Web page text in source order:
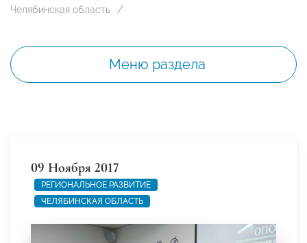
Челябинская область
Меню раздела
09 Ноября 2017
РЕГИОНАЛЬНОЕ РАЗВИТИЕ
ЧЕЛЯБИНСКАЯ ОБЛАСТЬ